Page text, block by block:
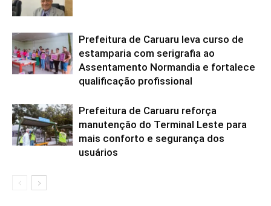
Prefeitura de Caruaru leva curso de
estamparia com serigrafia ao
Assentamento Normandia e fortalece
qualificação profissional
Prefeitura de Caruaru reforça
manutenção do Terminal Leste para
mais conforto e segurança dos
usuários